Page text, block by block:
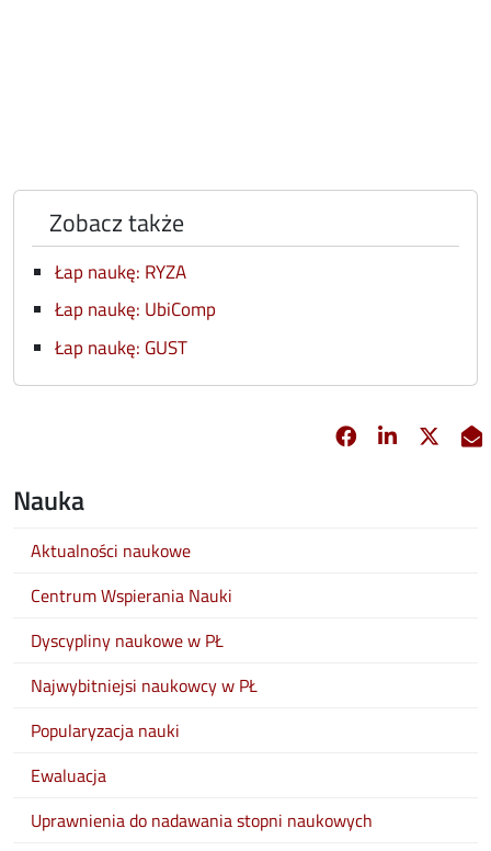
Zobacz także
Łap naukę: RYZA
Łap naukę: UbiComp
Łap naukę: GUST
Facebook
opens in new
Linkedin
opens in
X
Nauka
Aktualności naukowe
Centrum Wspierania Nauki
Dyscypliny naukowe w PŁ
Najwybitniejsi naukowcy w PŁ
Popularyzacja nauki
Ewaluacja
Uprawnienia do nadawania stopni naukowych